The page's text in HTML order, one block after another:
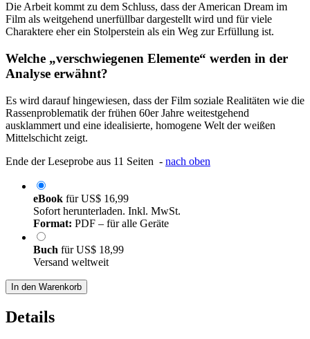
Die Arbeit kommt zu dem Schluss, dass der American Dream im
Film als weitgehend unerfüllbar dargestellt wird und für viele
Charaktere eher ein Stolperstein als ein Weg zur Erfüllung ist.
Welche „verschwiegenen Elemente“ werden in der
Analyse erwähnt?
Es wird darauf hingewiesen, dass der Film soziale Realitäten wie die
Rassenproblematik der frühen 60er Jahre weitestgehend
ausklammert und eine idealisierte, homogene Welt der weißen
Mittelschicht zeigt.
Ende der Leseprobe aus 11 Seiten - nach oben
eBook fürUS$ 16,99
Sofort herunterladen. Inkl. MwSt.
Format: PDF – für alle Geräte
Buch fürUS$ 18,99
Versand weltweit
In den Warenkorb
Details